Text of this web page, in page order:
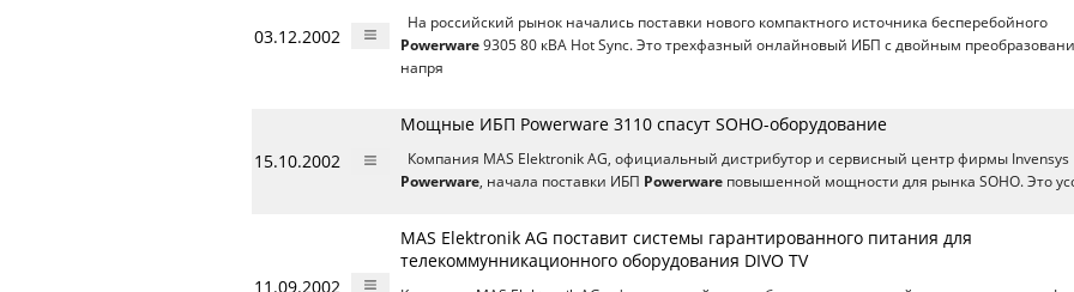
03.12.2002
На российский рынок начались поставки нового компактного источника бесперебойного
Powerware 9305 80 кВА Hot Sync. Это трехфазный онлайновый ИБП с двойным
напря
15.10.2002
Мощные ИБП Powerware 3110 спасут SOHO-оборудование
Компания MAS Elektronik AG, официальный дистрибутор и сервисный центр фирмы Invensys
Powerware, начала поставки ИБП Powerware повышенной мощности для рынка SOHO. Это
11.09.2002
MAS Elektronik AG поставит системы гарантированного питания для
телекоммунникационного оборудования DIVO TV